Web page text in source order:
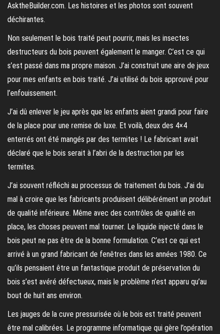
AsktheBuilder.com. Les histoires et les photos sont souvent
déchirantes.
Non seulement le bois traité peut pourrir, mais les insectes
destructeurs du bois peuvent également le manger. C’est ce qui
s’est passé dans ma propre maison. J’ai construit une aire de jeux
pour mes enfants en bois traité. J’ai utilisé du bois approuvé pour
l’enfouissement.
J’ai dû enlever le jeu après que les enfants aient grandi pour faire
de la place pour une remise de luxe. Et voilà, deux des 4×4
enterrés ont été mangés par des termites ! Le fabricant avait
déclaré que le bois serait à l’abri de la destruction par les
termites.
J’ai souvent réfléchi au processus de traitement du bois. J’ai du
mal à croire que les fabricants produisent délibérément un produit
de qualité inférieure. Même avec des contrôles de qualité en
place, les choses peuvent mal tourner. Le liquide injecté dans le
bois peut ne pas être de la bonne formulation. C’est ce qui est
arrivé à un grand fabricant de fenêtres dans les années 1980. Ce
qu’ils pensaient être un fantastique produit de préservation du
bois s’est avéré défectueux, mais le problème n’est apparu qu’au
bout de huit ans environ.
Les jauges de la cuve pressurisée où le bois est traité peuvent
être mal calibrées. Le programme informatique qui gère l’opération